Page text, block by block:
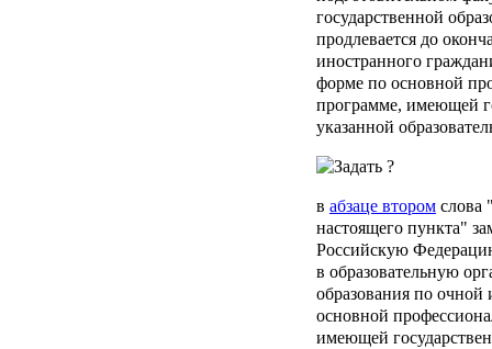
государственной
продлевается до
иностранного
форме по основной
программе, имеющей
указанной
в абзаце втором слова
настоящего пункта"
Российскую
в образовательную
образования по
основной
имеющей